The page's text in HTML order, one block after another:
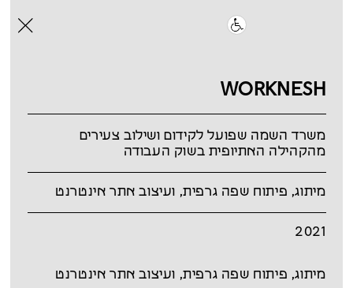
WORKNESH
משרד השמה שפועל לקידום ושילוב צעירים
מהקהילה האתיופית בשוק העבודה
מיתוג, פיתוח שפה גרפית, ועיצוב אתר אינטרנט
2021
מיתוג, פיתוח שפה גרפית, ועיצוב אתר אינטרנט